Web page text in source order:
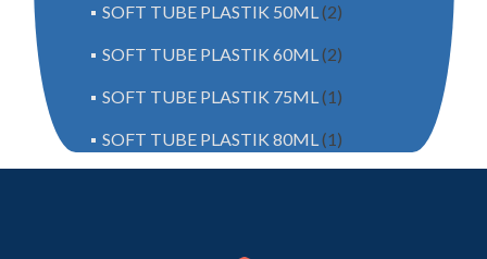
SOFT TUBE PLASTIK 50ML(2)
SOFT TUBE PLASTIK 60ML(2)
SOFT TUBE PLASTIK 75ML(1)
SOFT TUBE PLASTIK 80ML(1)